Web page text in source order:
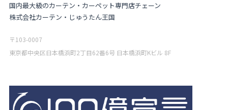
国内最大級のカーテン・カーペット専門店チェーン
株式会社カーテン・じゅうたん王国
〒103-0007
東京都中央区日本橋浜町2丁目62番6号 日本橋浜町Kビル 8F